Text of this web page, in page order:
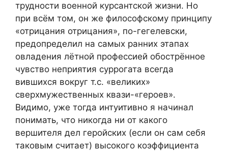
трудности военной курсантской жизни. Но
при всём том, он же философскому принципу
«отрицания отрицания», по-гегелевски,
предопределил на самых ранних этапах
овладения лётной профессией обострённое
чувство неприятия суррогата всегда
вившихся вокруг т.с. «великих»
сверхмужественных квази-«героев».
Видимо, уже тогда интуитивно я начинал
понимать, что никогда ни от какого
вершителя дел геройских (если он сам себя
таковым считает) высокого коэффициента